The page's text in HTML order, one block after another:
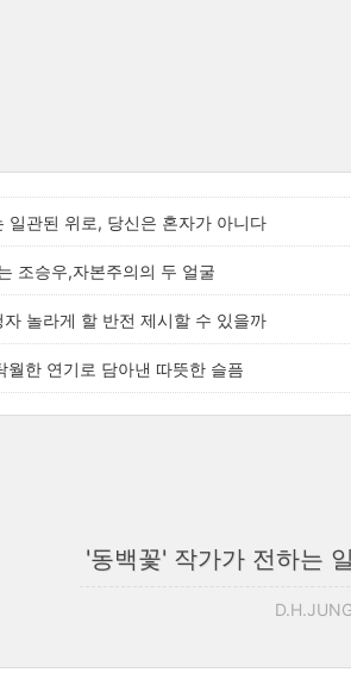
일관된 위로, 당신은 혼자가 아니다
조승우,자본주의의 두 얼굴
놀라게 할 반전 제시할 수 있을까
월한 연기로 담아낸 따뜻한 슬픔
'동백꽃' 작가가 전하는